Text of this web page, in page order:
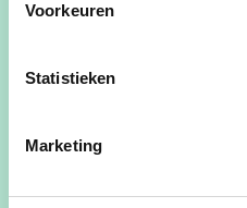
Voorkeuren
Statistieken
Marketing
Patrick Poffé